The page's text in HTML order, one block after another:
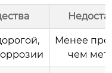
Менее
чем